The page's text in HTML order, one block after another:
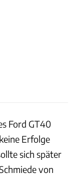
Ford GT40
Erfolge
sich später
von